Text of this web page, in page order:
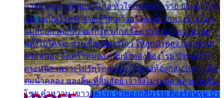
อาลัย หนุ่มรูปหล่อหนีไกล หัวใจบัวทองระรวย บัวทองโศก
เพราะเป็นโรครักจาง ชีวิตเคว้งคว้าง เมื่อรักห่างร้างไกล
แม่ก็บอก พ่อก็สั่งจะรักใครสักครั้ง อย่าไปหวังความรวย
พลั้งไปใครจะช่วย ซื้อเปลมาไกว ให้ลูกบัวทอง เวรกรรม
ตามสนอง จึงเศร้าหมอง กลีบบัวทองต้องโรย บัวทองไม่
ตระหนัก เพราะไม่รักโคลนตม บัวทองท้องกลม เพราะลืม
ตมน้ำคลอง หลงลิ้น ที่สิ้นสัตย์ เจ้าจึงไม่ระมัด หลงกลิ่นลิ้น
โชย คำหวาน เขาวาดโรย บัวทองกลีบโรย ต้องร้อนรุม บัว